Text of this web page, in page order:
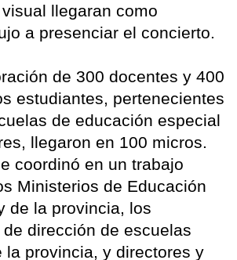
llegaran como
a presenciar el concierto.
de 300 docentes y 400
estudiantes, pertenecientes
de educación especial
llegaron en 100 micros.
coordinó en un trabajo
Ministerios de Educación
de la provincia, los
dirección de escuelas
la provincia, y directores y